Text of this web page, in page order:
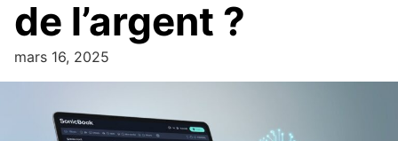
de l’argent ?
mars 16, 2025